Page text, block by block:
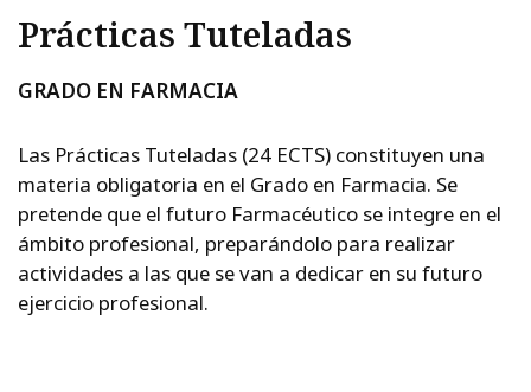
Prácticas Tuteladas
GRADO EN FARMACIA
Las Prácticas Tuteladas (24 ECTS) constituyen una
materia obligatoria en el Grado en Farmacia. Se
pretende que el futuro Farmacéutico se integre en el
ámbito profesional, preparándolo para realizar
actividades a las que se van a dedicar en su futuro
ejercicio profesional.